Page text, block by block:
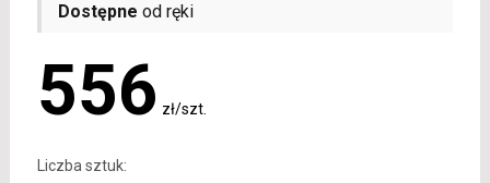
Dostępne od ręki
556 zł/szt.
Liczba sztuk: